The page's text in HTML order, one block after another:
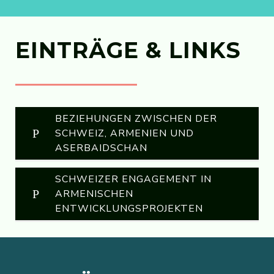
EINTRÄGE & LINKS
BEZIEHUNGEN ZWISCHEN DER
SCHWEIZ, ARMENIEN UND
ASERBAIDSCHAN
953 MOTION: Schweizer Konsulat in Eriwan
Ziegler Jean
SCHWEIZER ENGAGEMENT IN
ARMENISCHEN
ENTWICKLUNGSPROJEKTEN